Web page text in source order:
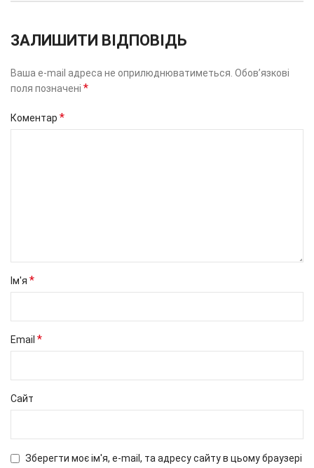
ЗАЛИШИТИ ВІДПОВІДЬ
Ваша e-mail адреса не оприлюднюватиметься. Обов’язкові
поля позначені *
Коментар *
Ім'я *
Email *
Сайт
Зберегти моє ім'я, e-mail, та адресу сайту в цьому браузері